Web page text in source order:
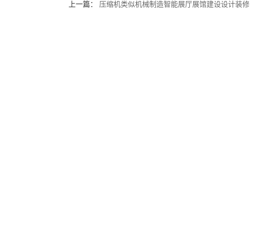
上一篇： 压缩机类似机械制造智能展厅展馆建设设计装修